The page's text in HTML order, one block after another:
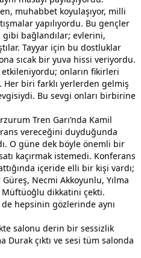
muhabbet koyulaşıyor, milli
yapılıyordu. Bu gençler
bağlandılar; evlerini,
Tayyar için bu dostluklar
sıcak bir yuva hissi veriyordu.
onların fikirleri
biri farklı yerlerden gelmiş
Bu sevgi onları birbirine
Tren Garı’nda Kamil
vereceğini duyduğunda
O güne dek böyle önemli bir
kaçırmak istemedi. Konferans
içeride elli bir kişi vardı;
Necmi Akkoyunlu, Yılma
Müftüoğlu dikkatini çekti.
hepsinin gözlerinde aynı
salonu derin bir sessizlik
Durak çıktı ve sesi tüm salonda